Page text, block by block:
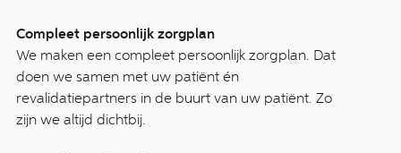
Compleet persoonlijk zorgplan
We maken een compleet persoonlijk zorgplan. Dat
doen we samen met uw patiënt én
revalidatiepartners in de buurt van uw patiënt. Zo
zijn we altijd dichtbij.